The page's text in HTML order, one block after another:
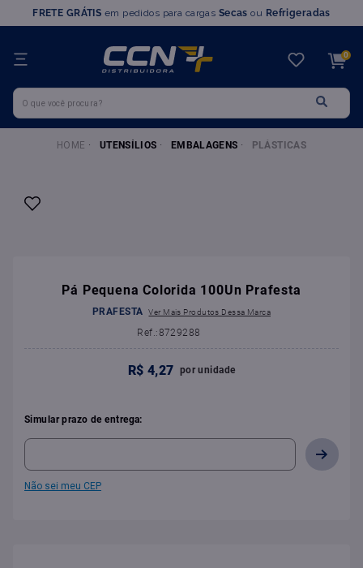
FRETE GRÁTIS em pedidos para cargas Secas ou Refrigeradas
0
O que você procura?
UTENSÍLIOS EMBALAGENS PLÁSTICAS
Pá Pequena Colorida 100Un Prafesta
PRAFESTA
:8729288
R$ 4,27 porunidade
Simular prazo de entrega:
Não sei meu CEP
TERMOS MAIS BUSCADOS
1º
farinha trigo
º
chocolate
3º
nutella
farinha